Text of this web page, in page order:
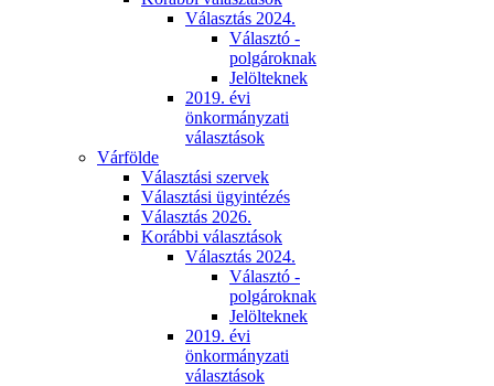
Választás 2024.
Választó -
polgároknak
Jelölteknek
2019. évi
önkormányzati
választások
Várfölde
Választási szervek
Választási ügyintézés
Választás 2026.
Korábbi választások
Választás 2024.
Választó -
polgároknak
Jelölteknek
2019. évi
önkormányzati
választások